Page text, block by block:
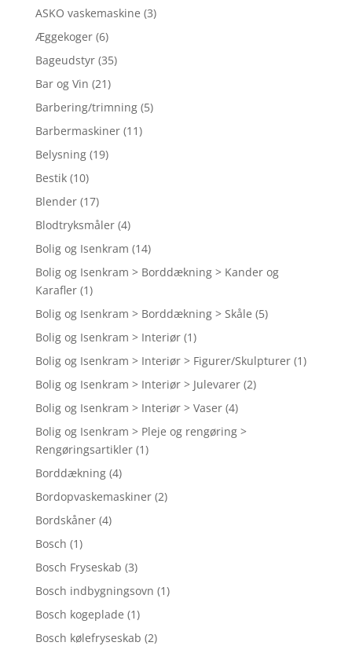
ASKO vaskemaskine (3)
Æggekoger (6)
Bageudstyr (35)
Bar og Vin (21)
Barbering/trimning (5)
Barbermaskiner (11)
Belysning (19)
Bestik (10)
Blender (17)
Blodtryksmåler (4)
Bolig og Isenkram (14)
Bolig og Isenkram > Borddækning > Kander og
Karafler (1)
Bolig og Isenkram > Borddækning > Skåle (5)
Bolig og Isenkram > Interiør (1)
Bolig og Isenkram > Interiør > Figurer/Skulpturer (1)
Bolig og Isenkram > Interiør > Julevarer (2)
Bolig og Isenkram > Interiør > Vaser (4)
Bolig og Isenkram > Pleje og rengøring >
Rengøringsartikler (1)
Borddækning (4)
Bordopvaskemaskiner (2)
Bordskåner (4)
Bosch (1)
Bosch Fryseskab (3)
Bosch indbygningsovn (1)
Bosch kogeplade (1)
Bosch kølefryseskab (2)